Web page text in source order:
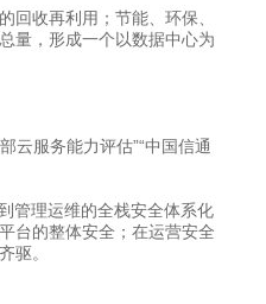
收再利用；节能、环保、
量，形成一个以数据中心为
服务能力评估”“中国信通
理运维的全栈安全体系化
台的整体安全；在运营安全
驱。